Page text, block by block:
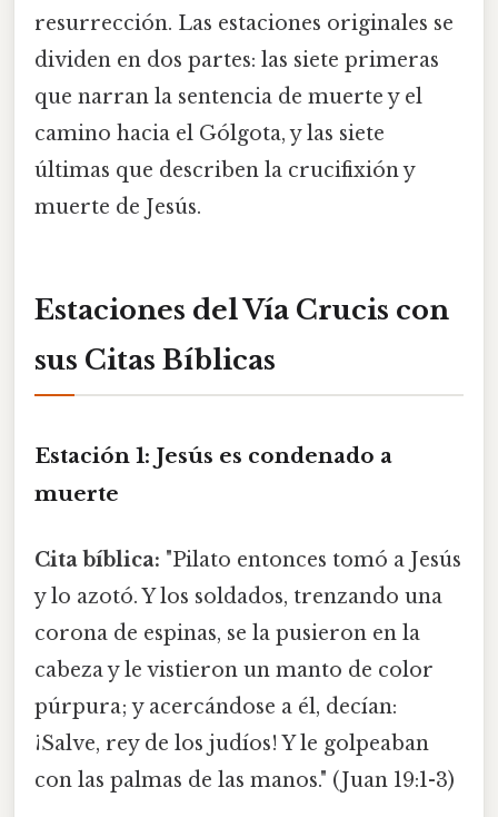
resurrección. Las estaciones originales se
dividen en dos partes: las siete primeras
que narran la sentencia de muerte y el
camino hacia el Gólgota, y las siete
últimas que describen la crucifixión y
muerte de Jesús.
Estaciones del Vía Crucis con
sus Citas Bíblicas
Estación 1: Jesús es condenado a
muerte
Cita bíblica: "Pilato entonces tomó a Jesús
y lo azotó. Y los soldados, trenzando una
corona de espinas, se la pusieron en la
cabeza y le vistieron un manto de color
púrpura; y acercándose a él, decían:
¡Salve, rey de los judíos! Y le golpeaban
con las palmas de las manos." (Juan 19:1-3)